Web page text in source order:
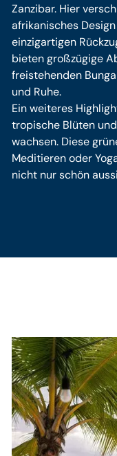
Zanzibar. Hier
afrikanisches
einzigartigen
bieten großzügige
freistehenden
und Ruhe.
Ein weiteres
tropische Blüten
wachsen. Diese
Meditieren oder
nicht nur schön